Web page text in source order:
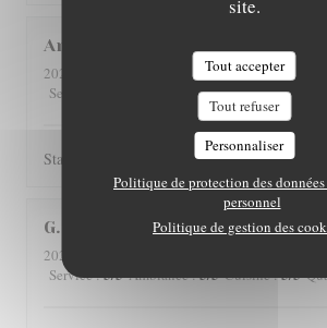
site.
Tout accepter
Tout refuser
Personnaliser
Politique de protection des données
personnel
Politique de gestion des
Angie
2026-07-31
- 12:00 - Couverts 2
Service
4/5 Cuisine:4/5
Staff is really friendly and food is nicely
G
2026-07-29
Service:5/5 Ambiance:5/5 Cuisine:5/5